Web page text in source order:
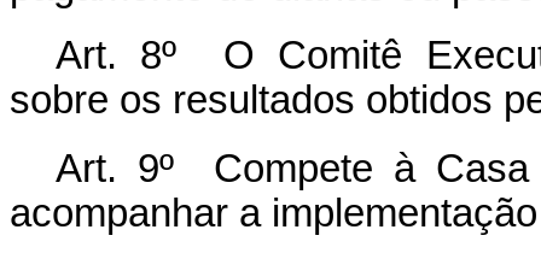
Art. 8º O Comitê
sobre os resultados obtidos
Art. 9º Compete à Casa
acompanhar a